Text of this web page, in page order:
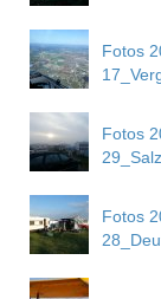
Fotos
Fotos
Fotos